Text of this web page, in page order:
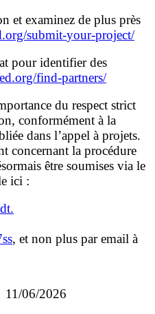
et examinez de plus près
submit-your-project/
pour identifier des
find-partners/
du respect strict
conformément à la
dans l’appel à projets.
concernant la procédure
être soumises via le
ici :
, et non plus par email à
11/06/2026